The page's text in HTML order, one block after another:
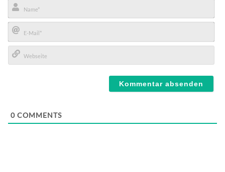
Name*
E-
Mail*
0 COMMENTS